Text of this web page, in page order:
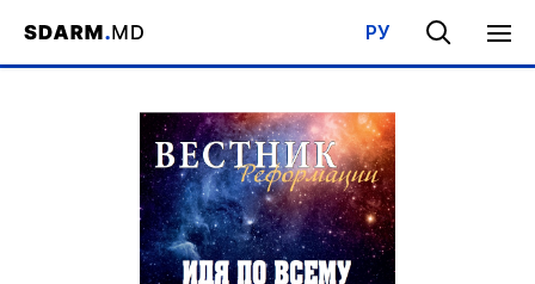
РУ
Acasa / Bibliotecă / Cărţi,compilaţii, broşure / EI NE AȘTEAPTĂ...